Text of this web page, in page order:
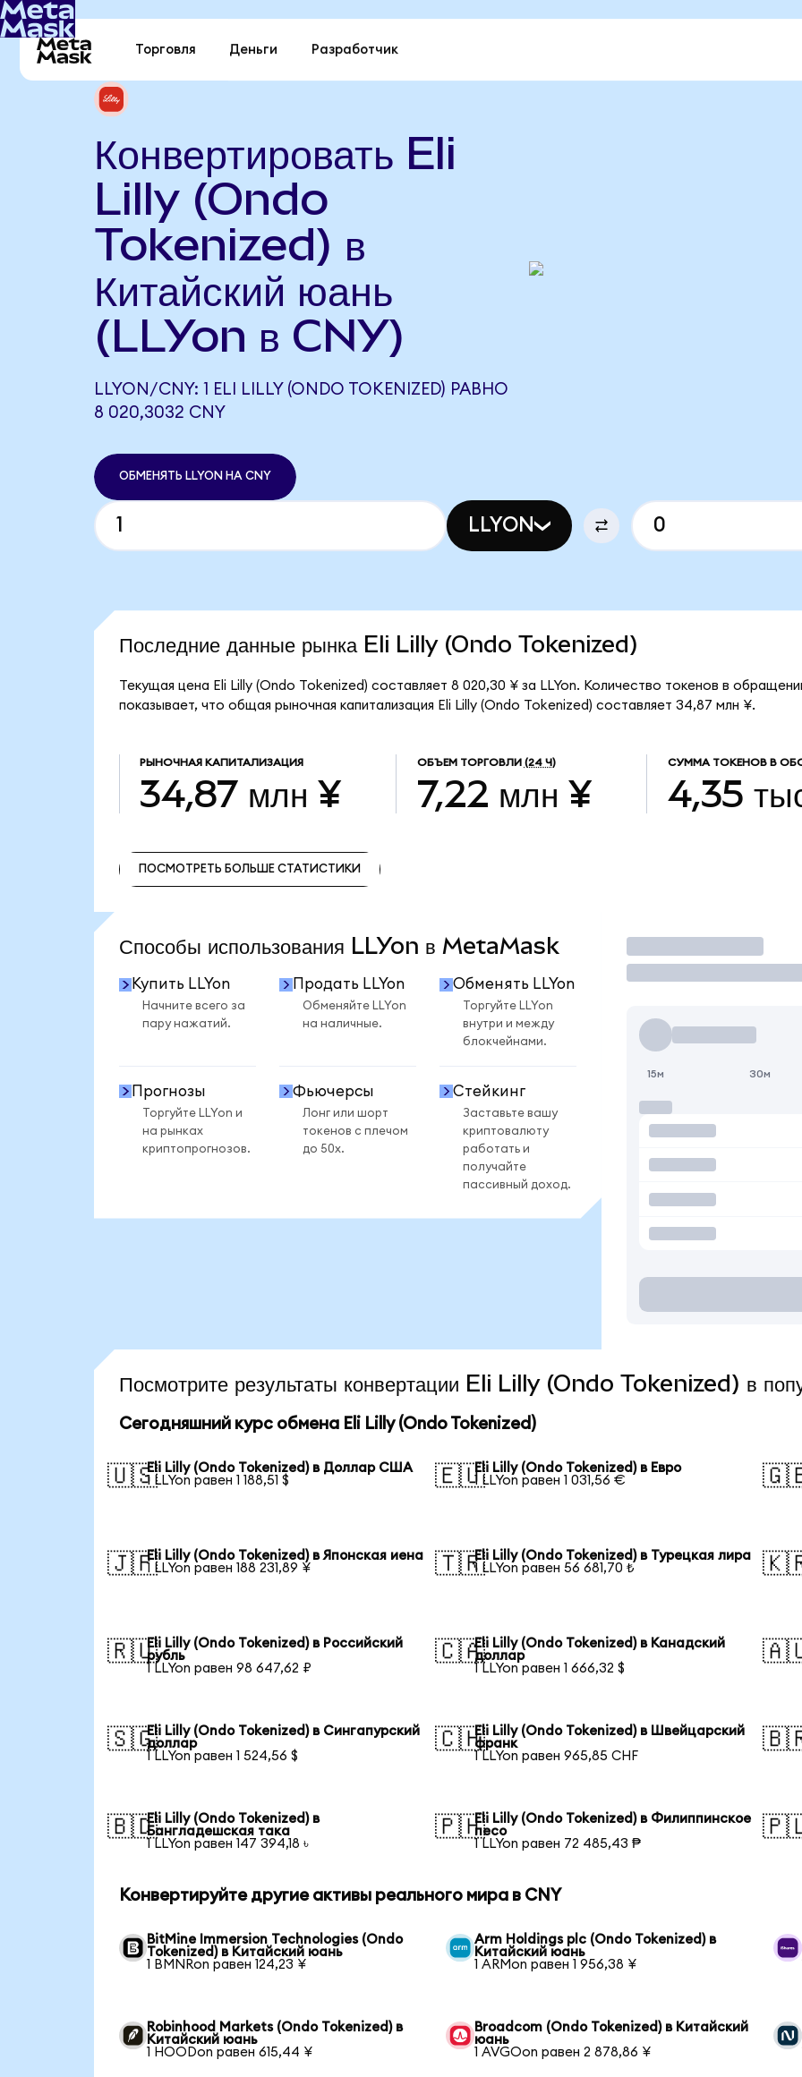
Торговля Деньги Разработчик
Конвертировать Eli
Lilly (Ondo
Tokenized) в
Китайский юань
(LLYon в CNY)
LLYON/CNY: 1 ELI LILLY (ONDO TOKENIZED) РАВНО
8 020,3032 CNY
ОБМЕНЯТЬ LLYON НА CNY
LLYON
Последние данные рынка Eli Lilly (Ondo Tokenized)
Текущая цена Eli Lilly (Ondo Tokenized) составляет 8 020,30 ¥ за LLYon. Количество токенов в
показывает, что общая рыночная капитализация Eli Lilly (Ondo Tokenized) составляет 34,87 млн ¥.
РЫНОЧНАЯ КАПИТАЛИЗАЦИЯ
34,87 млн ¥
ОБЪЕМ ТОРГОВЛИ (24 Ч)
7,22 млн ¥
СУММА ТОКЕНОВ В
4,35
ПОСМОТРЕТЬ БОЛЬШЕ СТАТИСТИКИ
Способы использования LLYon в MetaMask
Купить LLYon
Начните всего за
пару нажатий.
Продать LLYon
Обменяйте LLYon
на наличные.
Обменять LLYon
Торгуйте LLYon
внутри и между
блокчейнами.
Прогнозы
Торгуйте LLYon и
на рынках
криптопрогнозов.
Фьючерсы
Лонг или шорт
токенов с плечом
до 50x.
Стейкинг
Заставьте вашу
криптовалюту
работать и
получайте
пассивный доход.
Торговать
15м 30м
Посмотрите результаты конвертации Eli Lilly (Ondo Tokenized) в
Сегодняшний курс обмена Eli Lilly (Ondo Tokenized)
🇺🇸Eli Lilly (Ondo Tokenized) в Доллар США
1 LLYon равен 1 188,51 $
🇪🇺Eli Lilly (Ondo Tokenized) в Евро
1 LLYon равен 1 031,56 €
🇯🇵Eli Lilly (Ondo Tokenized) в Японская иена
1 LLYon равен 188 231,89 ¥
🇹🇷Eli Lilly (Ondo Tokenized) в Турецкая лира
1 LLYon равен 56 681,70 ₺
🇷🇺Eli Lilly (Ondo Tokenized) в Российский
рубль
1 LLYon равен 98 647,62 ₽
🇨🇦Eli Lilly (Ondo Tokenized) в Канадский
доллар
1 LLYon равен 1 666,32 $
🇸🇬Eli Lilly (Ondo Tokenized) в Сингапурский
доллар
1 LLYon равен 1 524,56 $
🇨🇭Eli Lilly (Ondo Tokenized) в Швейцарский
франк
1 LLYon равен 965,85 CHF
🇧🇩Eli Lilly (Ondo Tokenized) в
Бангладешская така
1 LLYon равен 147 394,18 ৳
🇵🇭Eli Lilly (Ondo Tokenized) в Филиппинское
песо
1 LLYon равен 72 485,43 ₱
Конвертируйте другие активы реального мира в CNY
BitMine Immersion Technologies (Ondo
Tokenized) в Китайский юань
1 BMNRon равен 124,23 ¥
Arm Holdings plc (Ondo Tokenized) в
Китайский юань
1 ARMon равен 1 956,38 ¥
Robinhood Markets (Ondo Tokenized) в
Китайский юань
1 HOODon равен 615,44 ¥
Broadcom (Ondo Tokenized) в Китайский
юань
1 AVGOon равен 2 878,86 ¥